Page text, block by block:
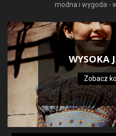
modna i wygoda -
WYSOKA
Zobacz